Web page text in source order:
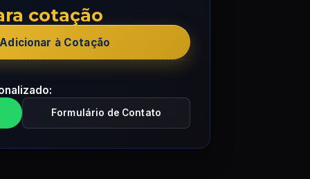
cotação
Adicionar à Cotação
Formulário de Contato